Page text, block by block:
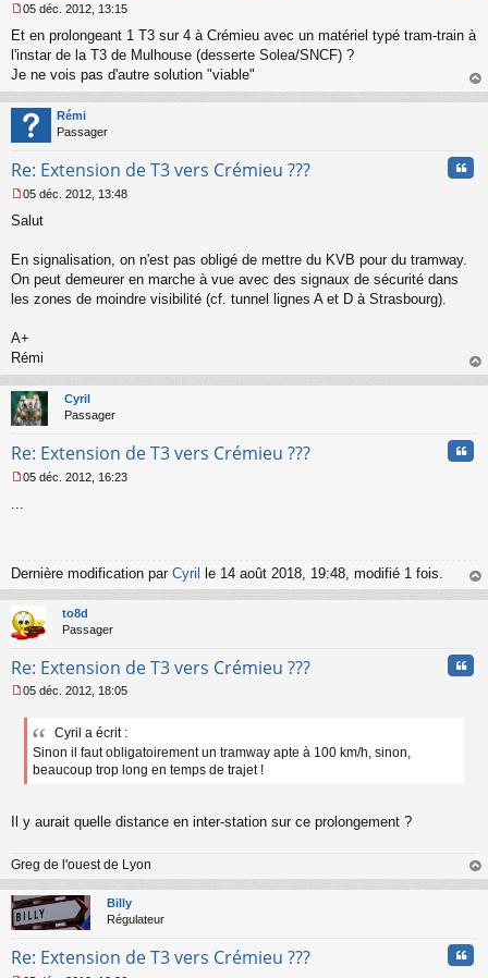
e
s
s
g
e
n
n
u
05 déc. 2012, 13:15
Et en prolongeant 1 T3 sur 4 à Crémieu avec un matériel typé tram-train à
l'instar de la T3 de Mulhouse (desserte Solea/SNCF) ?
Je ne vois pas d'autre solution "viable"
au
Rémi
Passager
Re: Extension de T3 vers Crémieu ???
e
s
g
e
o
n
u
05 déc. 2012, 13:48
Salut
En signalisation, on n'est pas obligé de mettre du KVB pour du tramway.
On peut demeurer en marche à vue avec des signaux de sécurité dans
les zones de moindre visibilité (cf. tunnel lignes A et D à Strasbourg).
A+
Rémi
au
Cyril
Passager
Re: Extension de T3 vers Crémieu ???
g
e
n
o
n
u
05 déc. 2012, 16:23
...
Dernière modification par Cyril le 14 août 2018, 19:48, modifié 1 fois.
au
to8d
Passager
Re: Extension de T3 vers Crémieu ???
e
g
n
o
l
u
05 déc. 2012, 18:05
Cyril a écrit :
Sinon il faut obligatoirement un tramway apte à 100 km/h, sinon,
beaucoup trop long en temps de trajet !
Il y aurait quelle distance en inter-station sur ce prolongement ?
Greg de l'ouest de Lyon
au
Billy
Régulateur
Re: Extension de T3 vers Crémieu ???